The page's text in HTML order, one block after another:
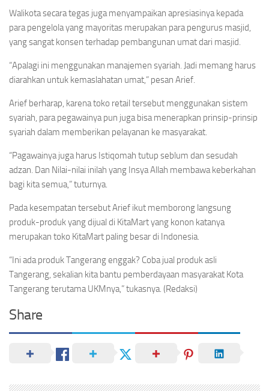
Walikota secara tegas juga menyampaikan apresiasinya kepada
para pengelola yang mayoritas merupakan para pengurus masjid,
yang sangat konsen terhadap pembangunan umat dari masjid.
“Apalagi ini menggunakan manajemen syariah. Jadi memang harus
diarahkan untuk kemaslahatan umat,” pesan Arief.
Arief berharap, karena toko retail tersebut menggunakan sistem
syariah, para pegawainya pun juga bisa menerapkan prinsip-prinsip
syariah dalam memberikan pelayanan ke masyarakat.
“Pagawainya juga harus Istiqomah tutup seblum dan sesudah
adzan. Dan Nilai-nilai inilah yang Insya Allah membawa keberkahan
bagi kita semua,” tuturnya.
Pada kesempatan tersebut Arief ikut memborong langsung
produk-produk yang dijual di KitaMart yang konon katanya
merupakan toko KitaMart paling besar di Indonesia.
“Ini ada produk Tangerang enggak? Coba jual produk asli
Tangerang, sekalian kita bantu pemberdayaan masyarakat Kota
Tangerang terutama UKMnya,” tukasnya. (Redaksi)
Share